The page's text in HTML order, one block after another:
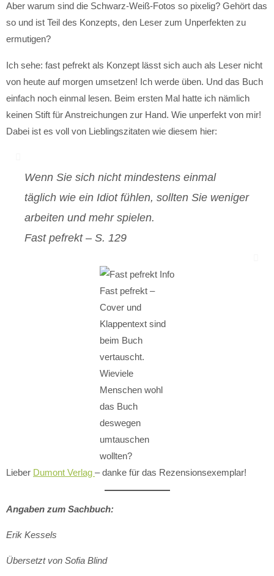
Aber warum sind die Schwarz-Weiß-Fotos so pixelig? Gehört das
so und ist Teil des Konzepts, den Leser zum Unperfekten zu
ermutigen?
Ich sehe: fast pefrekt als Konzept lässt sich auch als Leser nicht
von heute auf morgen umsetzen! Ich werde üben. Und das Buch
einfach noch einmal lesen. Beim ersten Mal hatte ich nämlich
keinen Stift für Anstreichungen zur Hand. Wie unperfekt von mir!
Dabei ist es voll von Lieblingszitaten wie diesem hier:
Wenn Sie sich nicht mindestens einmal
täglich wie ein Idiot fühlen, sollten Sie weniger
arbeiten und mehr spielen.
Fast pefrekt – S. 129
Fast pefrekt –
Cover und
Klappentext sind
beim Buch
vertauscht.
Wieviele
Menschen wohl
das Buch
deswegen
umtauschen
wollten?
Lieber Dumont Verlag – danke für das Rezensionsexemplar!
Angaben zum Sachbuch:
Erik Kessels
Übersetzt von Sofia Blind